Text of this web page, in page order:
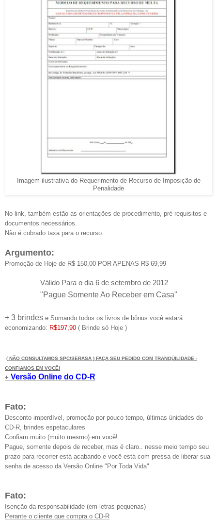
Imagem ilustrativa do Requerimento de Recurso de Imposição de
Penalidade
No link, também estão as orientações de procedimento, pré requisitos e
documentos necessários.
Não é cobrado taxa para o recurso.
Argumento:
Promoção de Hoje de R$ 150,00 POR APENAS R$ 69,99
Válido Para o dia 6 de setembro de 2012
"Pague Somente Ao Receber em Casa"
+ 3 brindes e Somando todos os livros de bônus você estará
economizando: R$197,90 ( Brinde só Hoje )
( NÃO CONSULTAMOS SPC/SERASA ) FAÇA SEU PEDIDO COM TRANQÜILIDADE -
CONFIAMOS EM VOCÊ!
+ Versão Online do CD-R
Fato:
Desconto imperdível, promoção por pouco tempo, últimas únidades do
CD-R, brindes espetaculares
Confiam muito (muito mesmo) em você!.
Pague, somente depois de receber, mas é claro.. nesse meio tempo seu
prazo para recorrer está acabando e você está com pressa de liberar sua
senha de acesso da Versão Online "Por Toda Vida"
Fato:
Isenção da responsabilidade (em letras pequenas)
Perante o cliente que compra o CD-R